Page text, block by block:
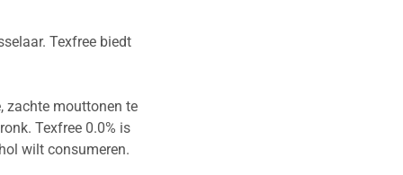
Texfree biedt
zachte mouttonen te
Texfree 0.0% is
wilt consumeren.